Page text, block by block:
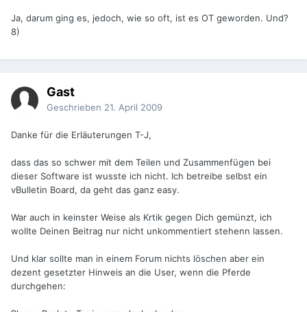
Ja, darum ging es, jedoch, wie so oft, ist es OT geworden. Und?
8)
Gast
Geschrieben 21. April 2009
Danke für die Erläuterungen T-J,
dass das so schwer mit dem Teilen und Zusammenfügen bei
dieser Software ist wusste ich nicht. Ich betreibe selbst ein
vBulletin Board, da geht das ganz easy.
War auch in keinster Weise als Krtik gegen Dich gemünzt, ich
wollte Deinen Beitrag nur nicht unkommentiert stehenn lassen.
Und klar sollte man in einem Forum nichts löschen aber ein
dezent gesetzter Hinweis an die User, wenn die Pferde
durchgehen: